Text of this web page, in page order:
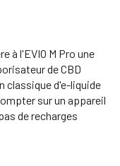
à l'EVIO M Pro une
de CBD
classique d'e-liquide
sur un appareil
de recharges